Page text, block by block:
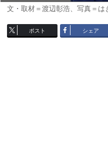
文・取材＝渡辺彰浩、写真＝は
ポスト シェア